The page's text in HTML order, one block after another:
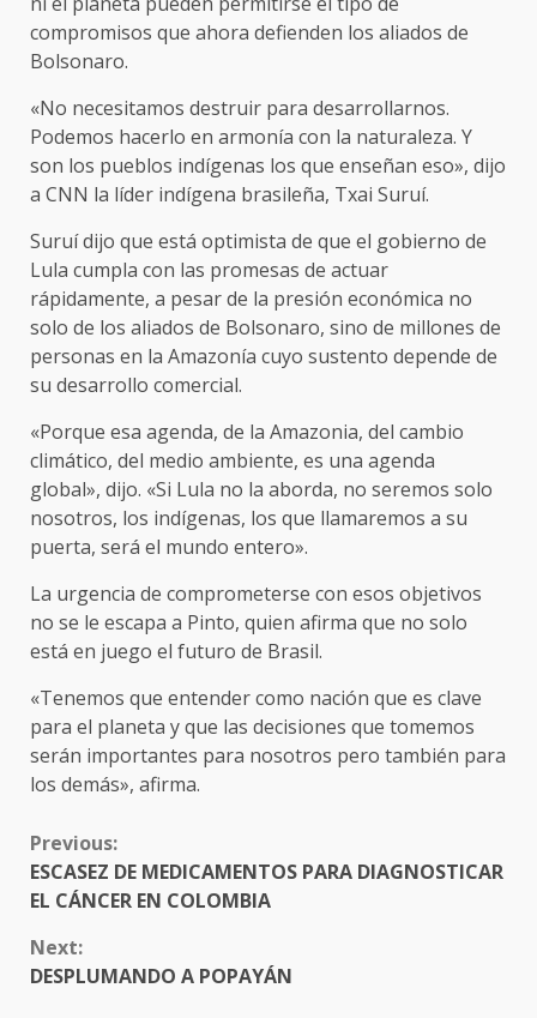
compromisos que ahora defienden los aliados de
Bolsonaro.
«No necesitamos destruir para desarrollarnos.
Podemos hacerlo en armonía con la naturaleza. Y
son los pueblos indígenas los que enseñan eso», dijo
a CNN la líder indígena brasileña, Txai Suruí.
Suruí dijo que está optimista de que el gobierno de
Lula cumpla con las promesas de actuar
rápidamente, a pesar de la presión económica no
solo de los aliados de Bolsonaro, sino de millones de
personas en la Amazonía cuyo sustento depende de
su desarrollo comercial.
«Porque esa agenda, de la Amazonia, del cambio
climático, del medio ambiente, es una agenda
global», dijo. «Si Lula no la aborda, no seremos solo
nosotros, los indígenas, los que llamaremos a su
puerta, será el mundo entero».
La urgencia de comprometerse con esos objetivos
no se le escapa a Pinto, quien afirma que no solo
está en juego el futuro de Brasil.
«Tenemos que entender como nación que es clave
para el planeta y que las decisiones que tomemos
serán importantes para nosotros pero también para
los demás», afirma.
CONTINUE
READING
Previous:
ESCASEZ DE MEDICAMENTOS PARA DIAGNOSTICAR
EL CÁNCER EN COLOMBIA
Next:
DESPLUMANDO A POPAYÁN